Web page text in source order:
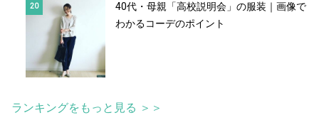
40代・母親「高校説明会」の服装｜画像で
わかるコーデのポイント
ランキングをもっと見る ＞＞